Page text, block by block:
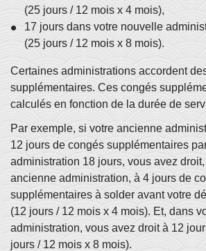
(25 jours / 12 mois x 4 mois),
17 jours dans votre nouvelle
(25 jours / 12 mois x 8 mois).
Certaines administrations accordent
supplémentaires. Ces congés
calculés en fonction de la durée de
Par exemple, si votre ancienne
12 jours de congés supplémentaires
administration 18 jours, vous avez
ancienne administration, à 4 jours de
supplémentaires à solder avant votre
(12 jours / 12 mois x 4 mois). Et, dans
administration, vous avez droit à 12
jours / 12 mois x 8 mois).